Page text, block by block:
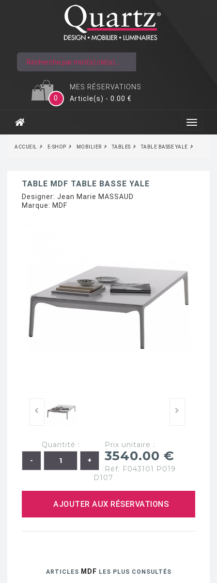
MES RÉSERVATIONS
0
Article(s) - 0.00 €
ACCUEIL E-SHOP MOBILIER TABLES TABLE BASSE YALE
TABLE MDF TABLE BASSE YALE
Designer: Jean Marie MASSAUD
Marque: MDF
Quantité : Prix unitaire :
3540.00 €
Réf: F043101 P019
D107
AJOUTER AUX RÉSERVATIONS
ARTICLES MDF LES PLUS CONSULTÉS